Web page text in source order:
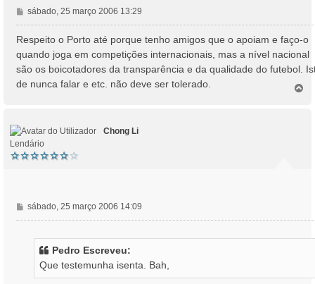
M
e
n
g
e
sábado, 25 março 2006 13:29
Respeito o Porto até porque tenho amigos que o apoiam e faço-o
quando joga em competições internacionais, mas a nível nacional
são os boicotadores da transparência e da qualidade do futebol.
de nunca falar e etc. não deve ser tolerado.
Chong Li
Lendário
M
e
sábado, 25 março 2006 14:09
Pedro Escreveu:
Que testemunha isenta. Bah,